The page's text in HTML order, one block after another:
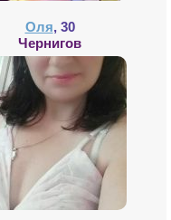
Оля, 30
Чернигов